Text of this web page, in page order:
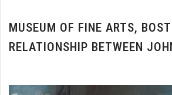
MUSEUM OF FINE ARTS,
RELATIONSHIP BETWEEN